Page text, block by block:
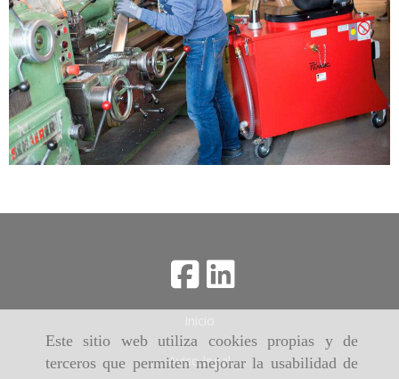
Este sitio web utiliza cookies propias y de
terceros que permiten mejorar la usabilidad de
Aviso legal